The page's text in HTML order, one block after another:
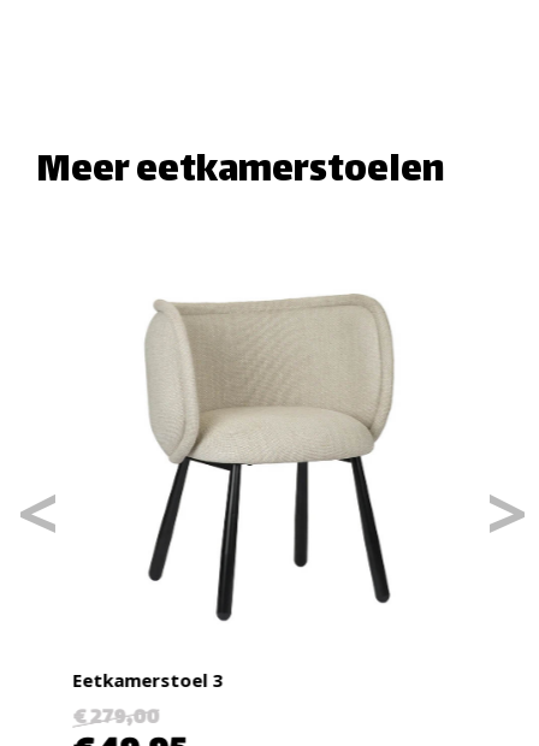
Meer eetkamerstoelen
Eetkamerstoel 3
€ 279,00